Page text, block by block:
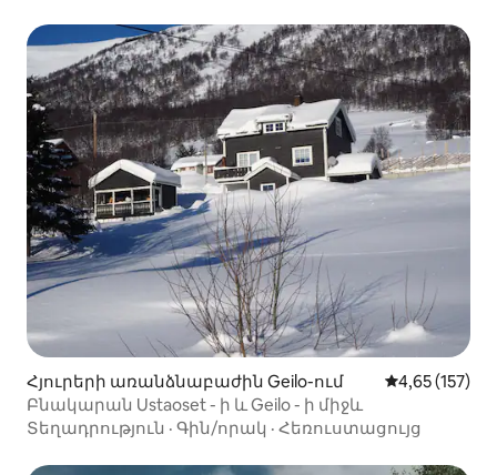
Հյուրերի առանձնաբաժին Geilo-ում Միջին
4,65 (157)
Բնակարան Ustaoset - ի և Geilo - ի միջև
Տեղադրություն · Գին/որակ · Հեռուստացույց